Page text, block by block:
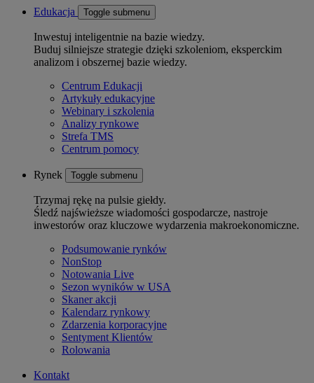
Edukacja Toggle submenu
Inwestuj inteligentnie na bazie wiedzy.
Buduj silniejsze strategie dzięki szkoleniom, eksperckim
analizom i obszernej bazie wiedzy.
Centrum Edukacji
Artykuły edukacyjne
Webinary i szkolenia
Analizy rynkowe
Strefa TMS
Centrum pomocy
Rynek Toggle submenu
Trzymaj rękę na pulsie giełdy.
Śledź najświeższe wiadomości gospodarcze, nastroje
inwestorów oraz kluczowe wydarzenia makroekonomiczne.
Podsumowanie rynków
NonStop
Notowania Live
Sezon wyników w USA
Skaner akcji
Kalendarz rynkowy
Zdarzenia korporacyjne
Sentyment Klientów
Rolowania
Kontakt